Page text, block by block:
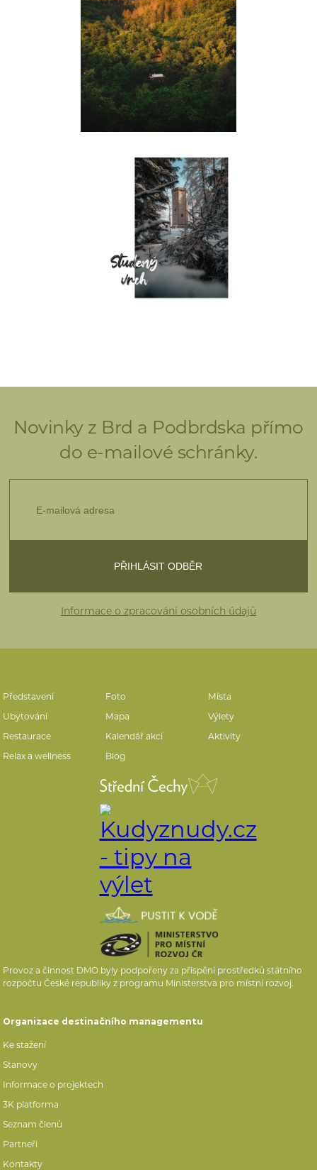
Novinky z Brd a Podbrdska přímo
do e-mailové schránky.
Informace o zpracování osobních údajů
Představení Foto
Místa
Ubytování
Mapa
Výlety
Restaurace
Kalendář akcí
Aktivity
Relax a wellness
Blog
Provoz a činnost DMO byly podpořeny za přispění prostředků státního
rozpočtu České republiky z programu Ministerstva pro místní rozvoj.
Organizace destinačního managementu
Ke stažení
Stanovy
Informace o projektech
3K platforma
Seznam členů
Partneři
Kontakty